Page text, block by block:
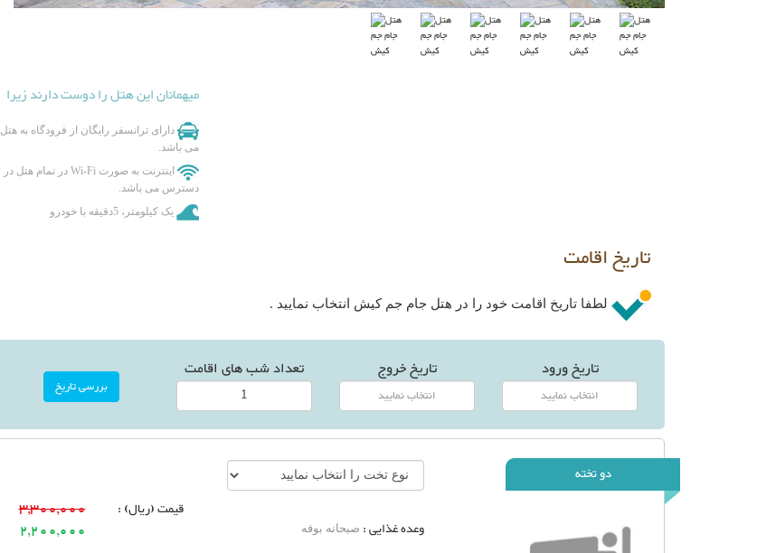
میهمانان این هتل را دوست دارند زیرا
دارای ترانسفر رایگان از فرودگاه به هتل
می باشد.
اینترنت به صورت Wi-Fi در تمام هتل در
دسترس می باشد.
یک کیلومتر، 5دقیقه با خودرو
تاریخ اقامت
لطفا تاریخ اقامت خود را در هتل جام جم کیش انتخاب نمایید .
تاریخ ورود تاریخ خروج تعداد شب های اقامت
دو تخته
وعده غذایی : صبحانه بوفه
قیمت (ریال) :
3,300,000
2,200,000